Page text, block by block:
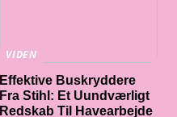
VIDEN
Effektive Buskryddere
Fra Stihl: Et Uundværligt
Redskab Til Havearbejde